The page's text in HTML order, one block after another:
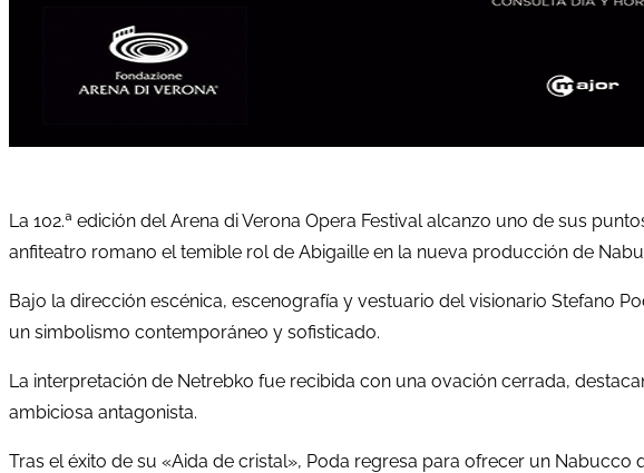
La 102.ª edición del Arena di Verona Opera Festival alcanzo uno de sus
anfiteatro romano el temible rol de Abigaille en la nueva producción de
Bajo la dirección escénica, escenografía y vestuario del visionario Stefano
un simbolismo contemporáneo y sofisticado.
La interpretación de Netrebko fue recibida con una ovación cerrada,
ambiciosa antagonista.
Tras el éxito de su «Aida de cristal», Poda regresa para ofrecer un